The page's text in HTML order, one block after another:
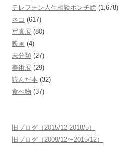
テレフォン人生相談ポンチ絵 (1,678)
ネコ (617)
写真展 (80)
映画 (4)
未分類 (27)
美術展 (29)
読んだ本 (32)
食べ物 (37)
旧ブログ（2015/12-2018/5）
旧ブログ（2009/12〜2015/12）